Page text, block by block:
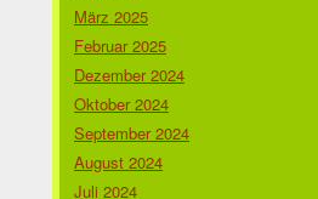
März 2025
Februar 2025
Dezember 2024
Oktober 2024
September 2024
August 2024
Juli 2024